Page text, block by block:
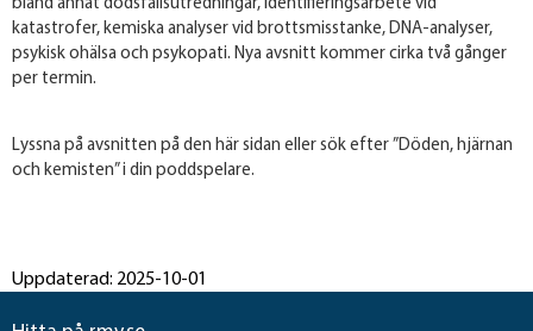
bland annat dödsfallsutredningar, identifieringsarbete vid
katastrofer, kemiska analyser vid brottsmisstanke, DNA-analyser,
psykisk ohälsa och psykopati. Nya avsnitt kommer cirka två gånger
per termin.
Lyssna på avsnitten på den här sidan eller sök efter ”Döden, hjärnan
och kemisten” i din poddspelare.
Uppdaterad: 2025-10-01